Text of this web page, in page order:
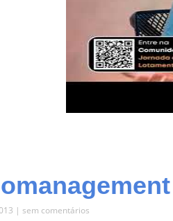
| sem comentários